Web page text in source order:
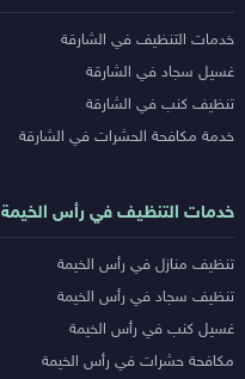
خدمات التنظيف في الشارقة
غسيل سجاد في الشارقة
تنظيف كنب في الشارقة
خدمة مكافحة الحشرات في الشارقة
خدمات التنظيف في رأس الخيمة
تنظيف منازل في رأس الخيمة
تنظيف سجاد في رأس الخيمة
غسيل كنب في رأس الخيمة
مكافحة حشرات في رأس الخيمة